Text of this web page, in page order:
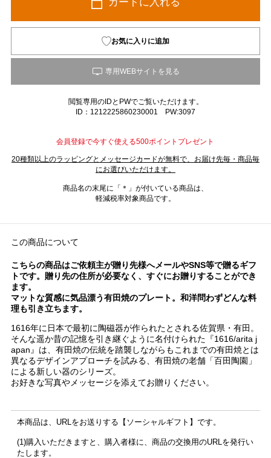
お気に入りに追加
閲覧専用のIDとPWでご覧いただけます。
ID：1212225860230001 PW:3097
会員登録で今すぐ使える500ポイントプレゼント
20種類以上のラッピングとメッセージカードが無料で、お届け先毎・商品毎
にお選びいただけます。
商品名の末尾に「＊」が付いている商品は、
軽減税率対象商品です。
この商品について
こちらの商品はご依頼主が贈り先様へメールやSNS等で贈るギフ
トです。贈り先の住所が必要なく、すぐにお贈りすることができ
ます。
マットな質感に気品漂う有田焼のプレート。和洋問わずどんな料
理も引き立ちます。
1616年に日本で最初に陶磁器が作られたとされる佐賀県・有田。
そんな遥か昔の記憶を引き継ぐように名付けられた『1616/arita j
apan』は、有田焼の伝統を踏襲しながらもこれまでの有田焼とは
異なるデザインアプローチを試みる、有田焼の老舗「百田陶園」
による新しい器のシリーズ。
お好きな写真やメッセージを添えてお贈りください。
本商品は、URLをお送りする【ソーシャルギフト】です。
(1)購入いただきますと、購入者様に、商品の交換用のURLを発行い
たします。